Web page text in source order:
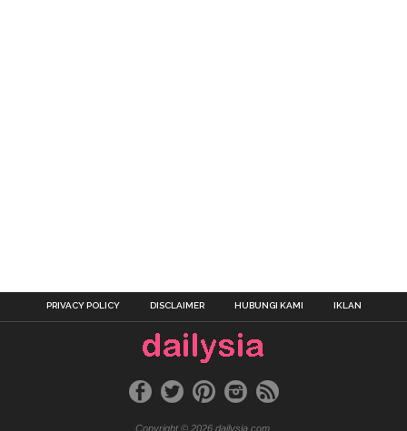
PRIVACY POLICY DISCLAIMER HUBUNGI KAMI IKLAN
Copyright © 2026 dailysia.com.